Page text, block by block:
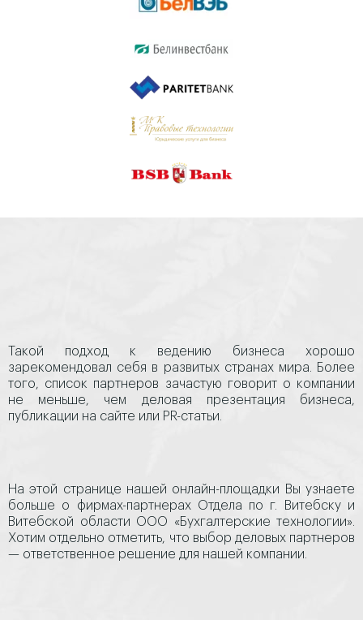
Такой подход к ведению бизнеса хорошо
зарекомендовал себя в развитых странах мира. Более
того, список партнеров зачастую говорит о компании
не меньше, чем деловая презентация бизнеса,
публикации на сайте или PR-статьи.
На этой странице нашей онлайн-площадки Вы узнаете
больше о фирмах-партнерах Отдела по г. Витебску и
Витебской области ООО «Бухгалтерские технологии».
Хотим отдельно отметить, что выбор деловых партнеров
— ответственное решение для нашей компании.